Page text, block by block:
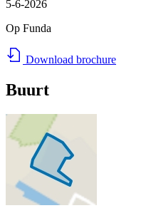
5-6-2026
Op Funda
Download brochure
Buurt